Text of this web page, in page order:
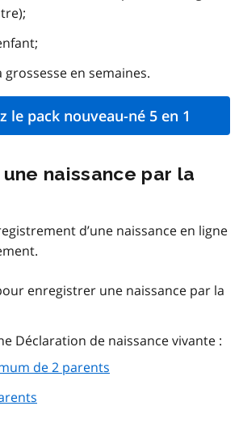
grossesse en semaines.
le pack nouveau-né 5 en 1
naissance par la
d’une naissance en ligne
enregistrer une naissance par la
Déclaration de naissance vivante :
de 2 parents